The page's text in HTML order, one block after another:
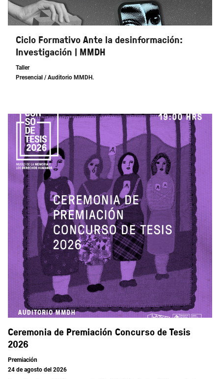
Ciclo Formativo Ante la desinformación:
Investigación | MMDH
Taller
Presencial / Auditorio MMDH.
Ceremonia de Premiación Concurso de Tesis
2026
Premiación
24 de agosto del 2026